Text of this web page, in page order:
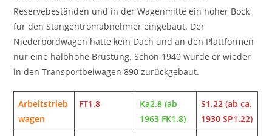
Reservebeständen und in der Wagenmitte ein hoher Bock
für den Stangentromabnehmer eingebaut. Der
Niederbordwagen hatte kein Dach und an den Plattformen
nur eine halbhohe Brüstung. Schon 1940 wurde er wieder
in den Transportbeiwagen 890 zurückgebaut.
Arbeitstrieb
wagen
FT1.8
Ka2.8 (ab
1963 FK1.8)
S1.22 (ab ca.
1930 SP1.22)